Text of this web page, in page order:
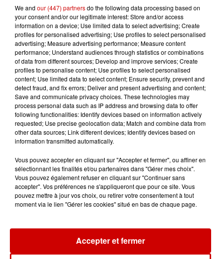
Le Duel - Gagnez vos entrées
pour l'un des zoos de nos
régions !
Destination Vacances - Gagnez
votre séjour en famille au cœur
de la...
Destination Vacances : inscrivez-
We and our (447) partnersdo the following data processing based on
your consent and/or our legitimate interest: Store and/or access
information on a device; Use limited data to select advertising; Create
profiles for personalised advertising; Use profiles to select personalised
advertising; Measure advertising performance; Measure content
performance; Understand audiences through statistics or combinations
of data from different sources; Develop and improve services; Create
profiles to personalise content; Use profiles to select personalised
content; Use limited data to select content; Ensure security, prevent and
detect fraud, and fix errors; Deliver and present advertising and content;
Save and communicate privacy choices. These technologies may
process personal data such as IP address and browsing data to offer
following functionalities: Identify devices based on information actively
requested; Use precise geolocation data; Match and combine data from
other data sources; Link different devices; Identify devices based on
information transmitted automatically.
Vous pouvez accepter en cliquant sur "Accepter et fermer", ou affiner en
sélectionnant les finalités et/ou partenaires dans "Gérer mes choix".
Vous pouvez également refuser en cliquant sur "Continuer sans
accepter". Vos préférences ne s'appliqueront que pour ce site. Vous
pouvez mettre à jour vos choix, ou retirer votre consentement à tout
moment via le lien "Gérer les cookies" situé en bas de chaque page.
Accepter et fermer